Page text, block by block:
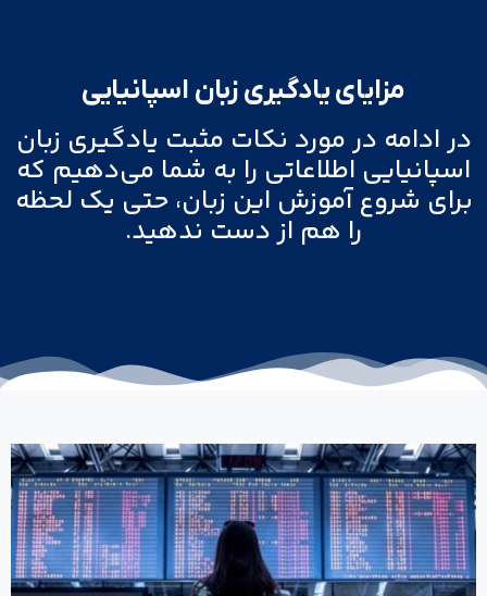
مزایای یادگیری زبان اسپانیایی
در ادامه در مورد نکات مثبت یادگیری زبان
اسپانیایی اطلاعاتی را به شما می‌دهیم که
برای شروع آموزش این زبان، حتی یک لحظه
را هم از دست ندهید.